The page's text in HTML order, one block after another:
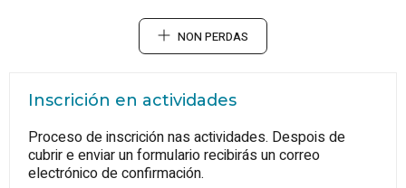
NON PERDAS
Inscrición en actividades
Proceso de inscrición nas actividades. Despois de
cubrir e enviar un formulario recibirás un correo
electrónico de confirmación.